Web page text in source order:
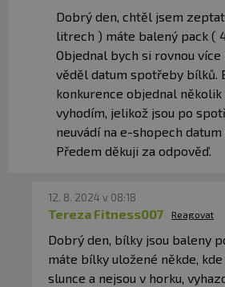
Dobrý den, chtěl jsem
litrech ) máte balený pack (
Objednal bych si rovnou
věděl datum spotřeby bílků.
konkurence objednal několik
vyhodím, jelikož jsou po
neuvádí na e-shopech
Předem děkuji za odpověď.
12. 8. 2024 v 08:18
Tereza Fitness007 Reagovat
Dobrý den, bílky jsou baleny
máte bílky uložené někde,
slunce a nejsou v horku,